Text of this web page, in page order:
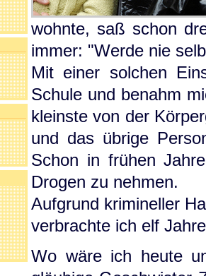
wohnte, saß schon
immer: "Werde nie
Mit einer solchen
Schule und benahm
kleinste von der
und das übrige
Schon in frühen
Drogen zu nehmen.
Aufgrund krimineller
verbrachte ich elf
Wo wäre ich heute